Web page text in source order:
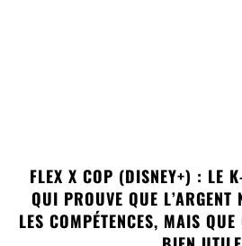
FLEX X COP (DISNEY+) : LE
QUI PROUVE QUE L’ARGENT
LES COMPÉTENCES, MAIS